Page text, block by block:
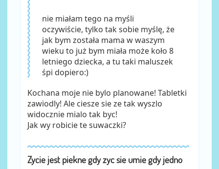
nie miałam tego na myśli
oczywiście, tylko tak sobie myślę, że
jak bym została mama w waszym
wieku to już bym miała może koło 8
letniego dziecka, a tu taki maluszek
śpi dopiero:)
Kochana moje nie bylo planowane! Tabletki
zawiodly! Ale ciesze sie ze tak wyszlo
widocznie mialo tak byc!
Jak wy robicie te suwaczki?
Zycie jest piekne gdy zyc sie umie gdy jedno